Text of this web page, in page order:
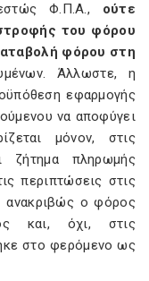
Φ.Π.Α., ούτε
του φόρου
φόρου στη
Άλλωστε, η
εφαρμογής
να αποφύγει
μόνον, στις
ζήτημα πληρωμής
περιπτώσεις στις
ανακριβώς ο φόρος
και, όχι, στις
στο φερόμενο ως